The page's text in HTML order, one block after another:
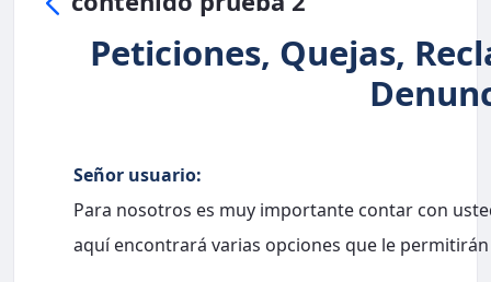
Peticiones, Quejas,
Señor usuario:
Para nosotros es muy importante contar con
aquí encontrará varias opciones que le